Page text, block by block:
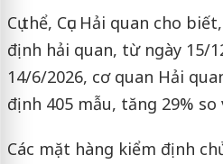
Cụ thể, Cục Hải quan cho
định hải quan, từ ngày 15/
14/6/2026, cơ quan Hải
định 405 mẫu, tăng 29% so
Các mặt hàng kiểm định